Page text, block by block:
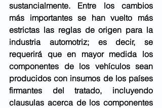
sustancialmente. Entre los cambios
más importantes se han vuelto más
estrictas las reglas de origen para la
industria automotriz; es decir, se
requerirá que en mayor medida los
componentes de los vehículos sean
producidos con insumos de los países
firmantes del tratado, incluyendo
clausulas acerca de los componentes